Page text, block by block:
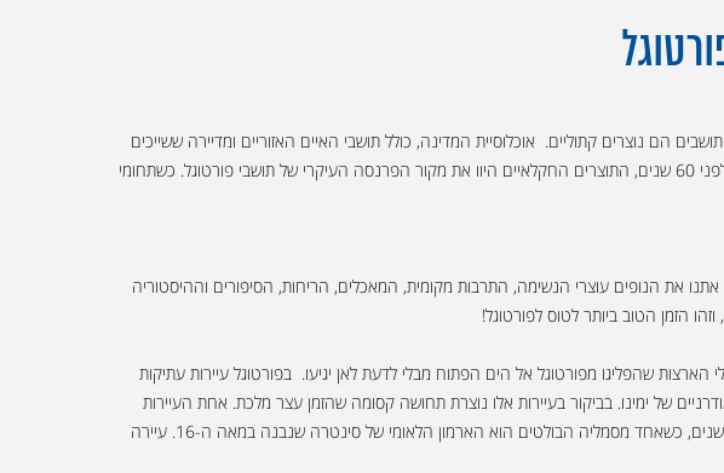
הם נוצרים קתוליים. אוכלוסיית המדינה, כולל תושבי האיים האזוריים ומדיירה ששייכים
לפורטוגל, מונה כ- 10.6 מיליון תושבים. לאחר הצטרפות המדינה לאיחוד האירופאי, המטבע הנהוג בפורטוגל הוא האירו. עד לפני 60 שנים, התוצרים החקלאיים היוו את מקור הפרנסה העיקרי של תושבי פורטוגל. כשתחומי
אתנו את הנופים עוצרי הנשימה, התרבות מקומית, המאכלים, הריחות, הסיפורים וההיסטוריה
הזמן הטוב ביותר לטוס לפורטוגל!
שהפליגו מפורטוגל אל הים הפתוח מבלי לדעת לאן יגיעו. בפורטוגל עיירות עתיקות
של ימינו. בביקור בעיירות אלו נוצרת תחושה קסומה שהזמן עצר מלכת. אחת העיירות
המפורסמות היא סינטרה, שנחשבת לאתר מורשת עולמית. העיירה הציורית מציעה שפע של ארמונות ומצודות שנשתמרו עם השנים, כשאחד מסמליה הבולטים הוא הארמון הלאומי של סינטרה שנבנה במאה ה-16. עיירה